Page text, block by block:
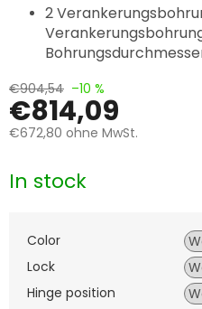
€904,54 –10 %
€814,09
€672,80 ohne MwSt.
In stock
Color
Lock
Hinge position
2